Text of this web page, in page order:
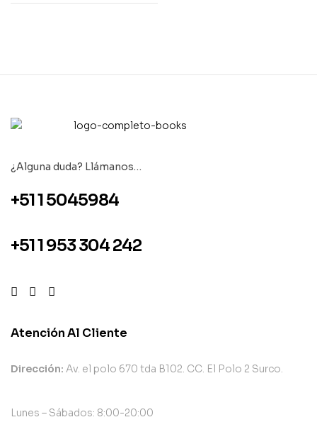
¿Alguna duda? Llámanos…
+51 1 5045984
+51 1 953 304 242
Atención Al Cliente
Dirección: Av. el polo 670 tda B102. CC. El Polo 2 Surco.
Lunes – Sábados: 8:00-20:00